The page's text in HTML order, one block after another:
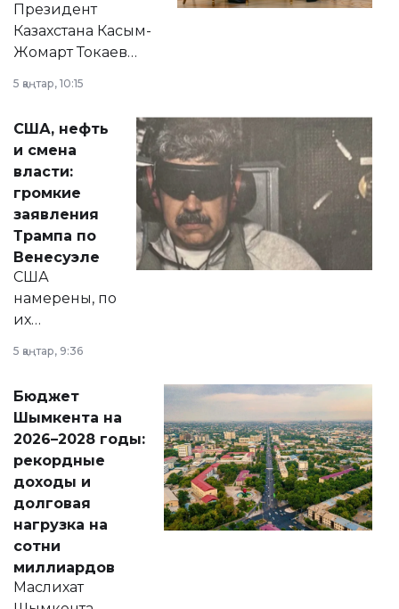
Президент
Казахстана Касым-
Жомарт Токаев
сразу несколько
актуальных тем —
от слухов о
политических
реформах до
вопросов армии,
экономики и
личного здоровья.
5 қаңтар, 10:15
США, нефть
и смена
власти:
громкие
заявления
Трампа по
Венесуэле
США
намерены, по
их
принести
народу
Венесуэлы.
5 қаңтар, 9:36
Бюджет
Шымкента на
2026–2028 годы:
рекордные
доходы и
долговая
нагрузка на
сотни
миллиардов
Маслихат